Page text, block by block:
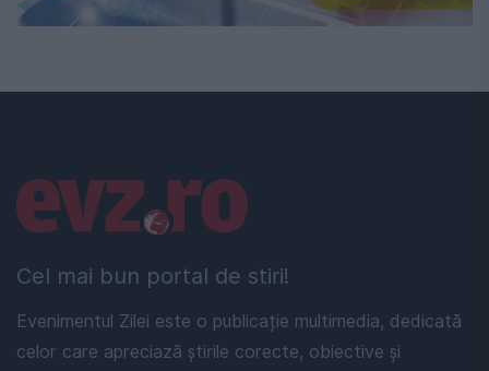
Cel mai bun portal de stiri!
Evenimentul Zilei este o publicație multimedia, dedicată
celor care apreciază știrile corecte, obiective și
Linkuri utile